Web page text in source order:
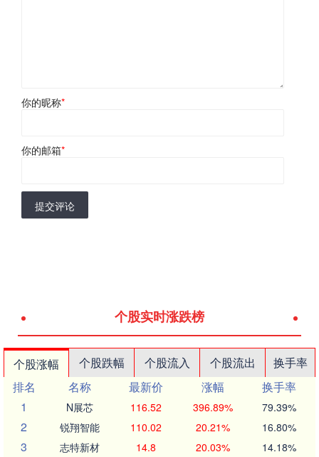
你的昵称*
你的邮箱*
提交评论
个股实时涨跌榜
个股涨幅 个股跌幅 个股流入 个股流出
换手率
排名
名称 最新价 涨幅
换手率
1
N展芯 116.52 396.89% 79.39%
2 锐翔智能 110.02 20.21% 16.80%
3 志特新材 14.8 20.03% 14.18%